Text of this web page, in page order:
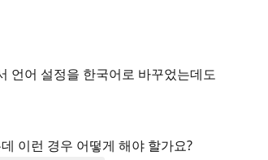
언어 설정을 한국어로 바꾸었는데도
이런 경우 어떻게 해야 할가요?